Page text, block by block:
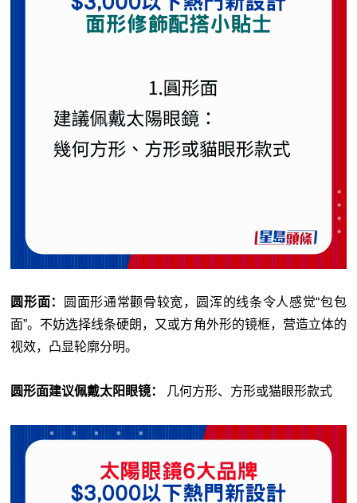
圆形面：
圆面形通常颧骨较宽，圆浑的线条令人感觉“包包
面”。不妨选择线条硬朗，又或方角外形的镜框，营造立体的
视效，凸显轮廓分明。
圆形面建议佩戴太阳眼镜： 几何方形、方形或猫眼形款式